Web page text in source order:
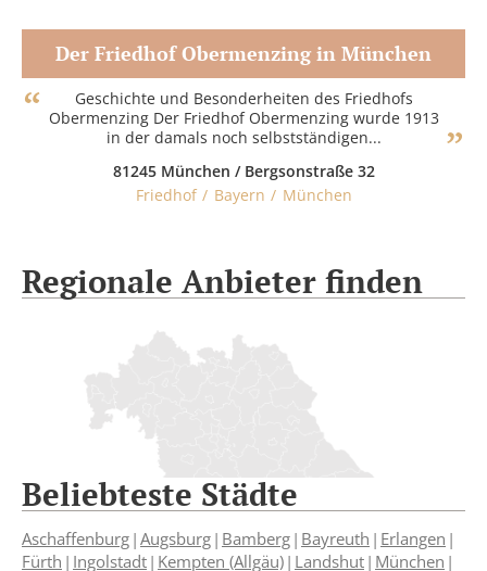
Der Friedhof Obermenzing in München
Geschichte und Besonderheiten des Friedhofs
Obermenzing Der Friedhof Obermenzing wurde 1913
in der damals noch selbstständigen...
81245 München / Bergsonstraße 32
Friedhof
Bayern München
Regionale Anbieter finden
Beliebteste Städte
Aschaffenburg Augsburg Bamberg Bayreuth Erlangen
Fürth Ingolstadt Kempten (Allgäu) Landshut München